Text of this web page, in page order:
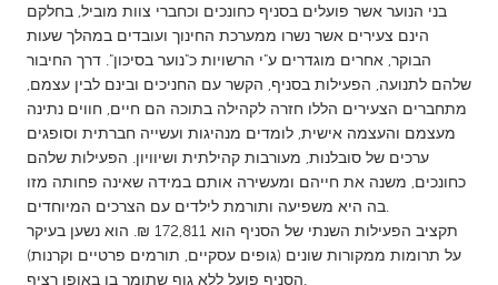
Glasgow
UNITED STATES
Ann Arbor, MI
Austin, TX
Baltimore, MD
Boston, MA
Burlingame-San Mateo, CA
Chicago, IL
Cleveland, OH
Detroit, MI
Durham, NC
בני הנוער אשר פועלים בסניף כחונכים וכחברי צוות מוביל, בחלקם
הינם צעירים אשר נשרו ממערכת החינוך ועובדים במהלך שעות
הבוקר, אחרים מוגדרים ע"י הרשויות כ"נוער בסיכון". דרך החיבור
שלהם לתנועה, הפעילות בסניף, הקשר עם החניכים ובינם לבין עצמם,
מתחברים הצעירים הללו חזרה לקהילה בתוכה הם חיים, חווים נתינה
מעצמם והעצמה אישית, לומדים מנהיגות ועשייה חברתית וסופגים
ערכים של סובלנות, מעורבות קהילתית ושיוויון. הפעילות שלהם
כחונכים, משנה את חייהם ומעשירה אותם במידה שאינה פחותה מזו
בה היא משפיעה ותורמת לילדים עם הצרכים המיוחדים.
תקציב הפעילות השנתי של הסניף הוא 172,811 ₪. הוא נשען בעיקר
על תרומות ממקורות שונים (גופים עסקיים, תורמים פרטיים וקרנות)
הסניף פועל ללא גוף שתומך בו באופן רציף.